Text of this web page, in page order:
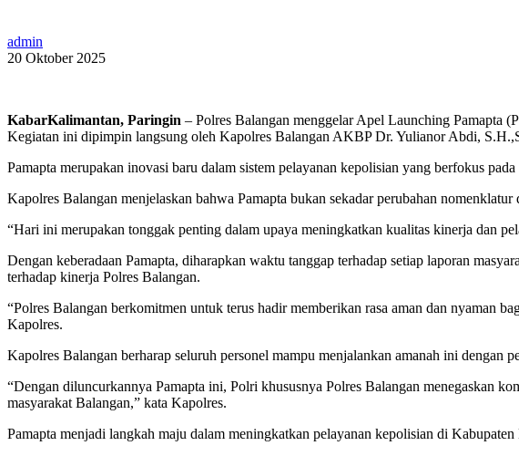
admin
20 Oktober 2025
KabarKalimantan, Paringin – Polres Balangan menggelar Apel Launching Pamapta
Kegiatan ini dipimpin langsung oleh Kapolres Balangan AKBP Dr. Yulianor Abdi,
Pamapta merupakan inovasi baru dalam sistem pelayanan kepolisian yang berfokus
Kapolres Balangan menjelaskan bahwa Pamapta bukan sekadar perubahan
“Hari ini merupakan tonggak penting dalam upaya meningkatkan kualitas kinerja dan
Dengan keberadaan Pamapta, diharapkan waktu tanggap terhadap setiap laporan
terhadap kinerja Polres Balangan.
“Polres Balangan berkomitmen untuk terus hadir memberikan rasa aman dan nyaman
Kapolres.
Kapolres Balangan berharap seluruh personel mampu menjalankan amanah ini
“Dengan diluncurkannya Pamapta ini, Polri khususnya Polres Balangan menegaskan
masyarakat Balangan,” kata Kapolres.
Pamapta menjadi langkah maju dalam meningkatkan pelayanan kepolisian di Kabupaten